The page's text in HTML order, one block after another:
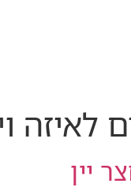
לאיזה
יין